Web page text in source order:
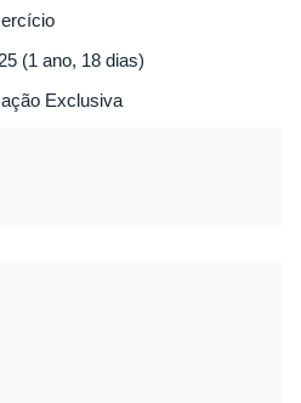
(1 ano, 18 dias)
Exclusiva